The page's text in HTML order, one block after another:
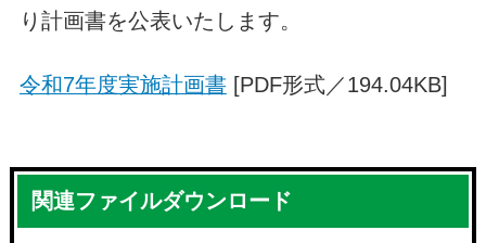
り計画書を公表いたします。
令和7年度実施計画書[PDF形式／194.04KB]
関連ファイルダウンロード